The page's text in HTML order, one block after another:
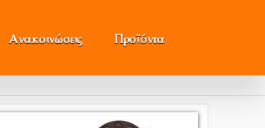
Ανακοινώσεις Προϊόντα